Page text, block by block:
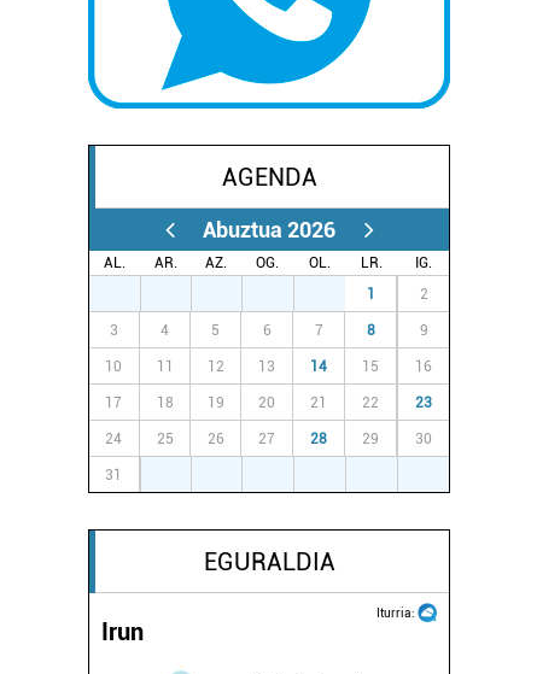
AGENDA
Abuztua 2026
AL. AR. AZ. OG. OL. LR.
IG.
1 2
3 4 5 6 7 8 9
10 11 12 13 14 15 16
17 18 19 20 21 22 23
24 25 26 27 28 29 30
31
EGURALDIA
Iturria:
Irun